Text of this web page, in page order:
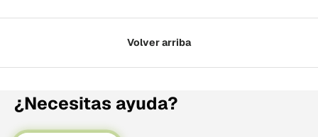
Volver arriba
¿Necesitas ayuda?